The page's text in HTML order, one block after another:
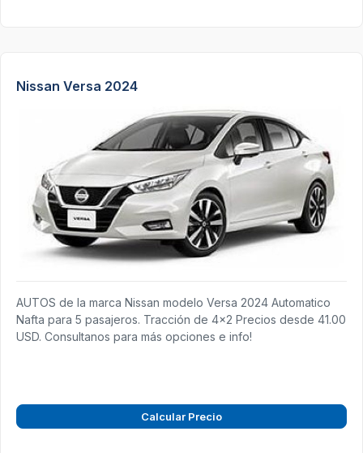
Nissan Versa 2024
AUTOS de la marca Nissan modelo Versa 2024 Automatico
Nafta para 5 pasajeros. Tracción de 4x2 Precios desde 41.00
USD. Consultanos para más opciones e info!
Calcular Precio